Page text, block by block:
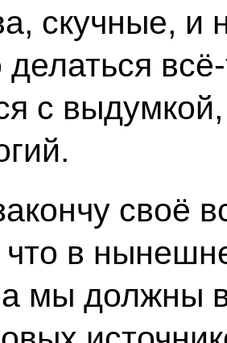
скучные, и
с
своё
в
мы должны